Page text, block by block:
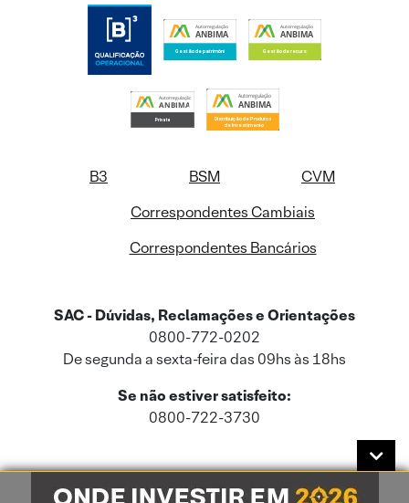
B3 BSM
CVM
Correspondentes Cambiais
Correspondentes Bancários
SAC - Dúvidas, Reclamações e Orientações
0800-772-0202
De segunda a sexta-feira das 09hs às 18hs
Se não estiver satisfeito:
0800-722-3730
Este site usa cookies e dados pessoais de acordo com a nossaPolítica de